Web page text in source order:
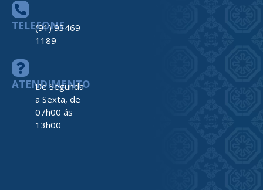
TELEFONE
(91) 93469-
1189
ATENDIMENTO
De Segunda
a Sexta, de
07h00 ás
13h00